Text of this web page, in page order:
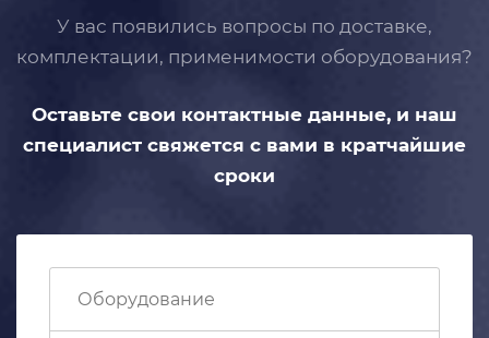
У вас появились вопросы по доставке,
комплектации, применимости оборудования?
Оставьте свои контактные данные, и наш
специалист свяжется с вами в кратчайшие
сроки